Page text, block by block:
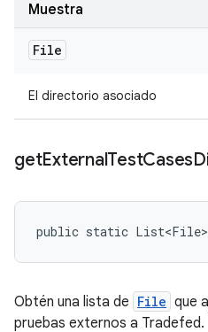
Muestra
File
El directorio asociado
getExternalTestCases
public static List<File>
Obtén una lista de File que
pruebas externos a Tradefed.